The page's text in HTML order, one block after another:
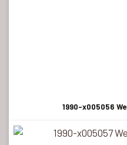
1990-x005056